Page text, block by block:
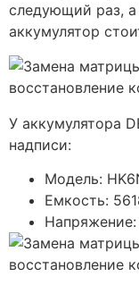
следующий раз,
аккумулятор
У аккумулятора
надписи:
Модель:
Емкость:
Напряжение: